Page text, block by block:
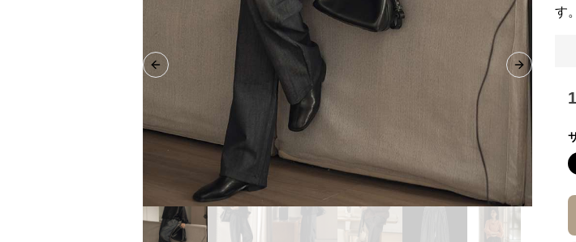
Previous slide Next slide
す。